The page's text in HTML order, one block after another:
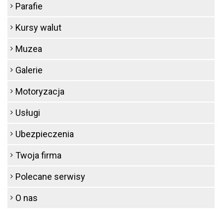
Parafie
Kursy walut
Muzea
Galerie
Motoryzacja
Usługi
Ubezpieczenia
Twoja firma
Polecane serwisy
O nas